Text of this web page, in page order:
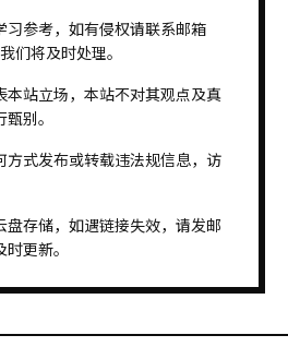
习参考，如有侵权请联系邮箱
们将及时处理。
本站立场，本站不对其观点及真
别。
方式发布或转载违法规信息，访
盘存储，如遇链接失效，请发邮
更新。